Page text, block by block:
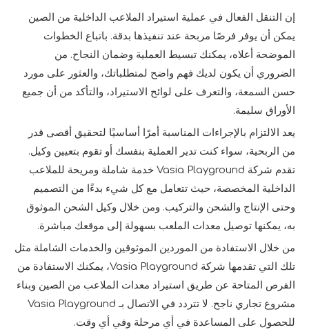
إن التنقل الفعال في عملية استيراد الملاعب الداخلية من الصين
يمكن أن يوفر فرصًا مربحة عند تنفيذها بدقة. باتباع الخطوات
الموضحة أعلاه، يمكنك تبسيط العملية وضمان النجاح. من
الضروري أن يكون لديك فهم واضح لمتطلباتك، والعثور على مورد
حسن السمعة، والتعرف على لوائح الاستيراد، والتأكد من أن جميع
الأوراق سليمة.
يعد الالتزام بالإجراءات المناسبة أمرًا أساسيًا لتحقيق أقصى قدر
من الربحية، سواء كنت تدير العملية بنفسك أو تقوم بتعيين وكيل.
تقدم شركة Vasia Playground خدمة شاملة ومريحة للملاعب
الداخلية المخصصة، حيث تتعامل مع كل شيء بدءًا من التصميم
وحتى الإنتاج والشحن والتركيب. ومن خلال وكيل الشحن الموثوق
به، يمكنها توصيل معدات الملعب بسهولة إلى موقعك مباشرة.
من خلال الاستفادة من الموردين الموثوقين والخدمات الشاملة مثل
تلك التي تقدمها شركة Vasia Playground، يمكنك الاستفادة من
الفرص المتاحة عن طريق استيراد معدات الملاعب من الصين وبناء
مشروع تجاري ناجح. لا تتردد في الاتصال بـ Vasia Playground
للحصول على المساعدة في أي مرحلة وفي أي وقت.